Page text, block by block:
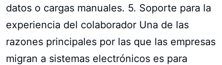
datos o cargas manuales. 5. Soporte para la
experiencia del colaborador Una de las
razones principales por las que las empresas
migran a sistemas electrónicos es para